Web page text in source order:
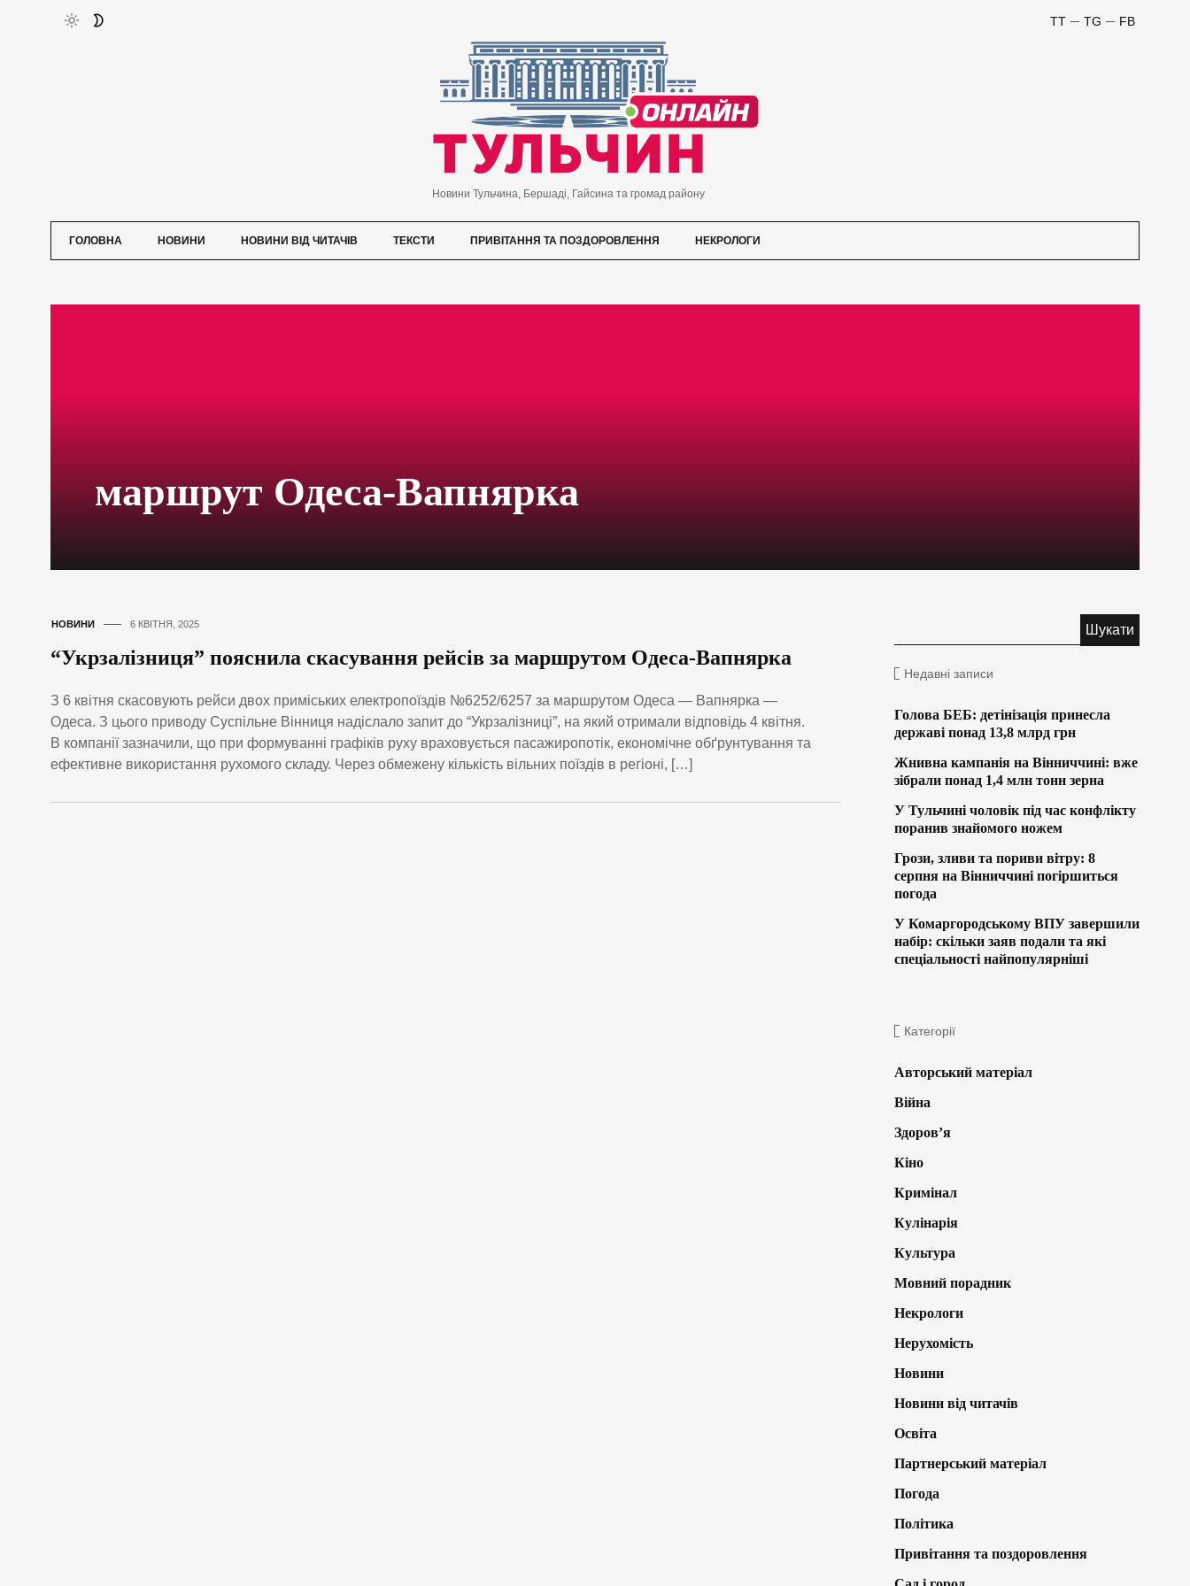
FB
TG
TT
Новини Тульчина, Бершаді, Гайсина та громад району
ГОЛОВНА НОВИНИ НОВИНИ ВІД ЧИТАЧІВ ТЕКСТИ ПРИВІТАННЯ ТА ПОЗДОРОВЛЕННЯ НЕКРОЛОГИ
маршрут Одеса-Вапнярка
НОВИНИ 6 КВІТНЯ, 2025
“Укрзалізниця” пояснила скасування рейсів за маршрутом Одеса-Вапнярка
З 6 квітня скасовують рейси двох приміських електропоїздів №6252/6257 за маршрутом Одеса — Вапнярка —
Одеса. З цього приводу Суспільне Вінниця надіслало запит до “Укрзалізниці”, на який отримали відповідь 4 квітня.
В компанії зазначили, що при формуванні графіків руху враховується пасажиропотік, економічне обґрунтування та
ефективне використання рухомого складу. Через обмежену кількість вільних поїздів в регіоні, […]
Недавні записи
Голова БЕБ: детінізація принесла
державі понад 13,8 млрд грн
Жнивна кампанія на Вінниччині: вже
зібрали понад 1,4 млн тонн зерна
У Тульчині чоловік під час конфлікту
поранив знайомого ножем
Грози, зливи та пориви вітру: 8
серпня на Вінниччині погіршиться
погода
У Комаргородському ВПУ завершили
набір: скільки заяв подали та які
спеціальності найпопулярніші
Категорії
Авторський матеріал
Війна
Здоров’я
Кіно
Кримінал
Кулінарія
Культура
Мовний порадник
Некрологи
Нерухомість
Новини
Новини від читачів
Освіта
Партнерський матеріал
Погода
Політика
Привітання та поздоровлення